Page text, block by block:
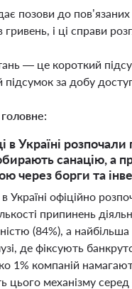
позови до пов’язаних
гривень, і ці справи
— це короткий
за добу
в Україні
санацію, а
через борги та
Україні офіційно
припинень
(84%), а
де фіксують
1% компаній
цього механізму